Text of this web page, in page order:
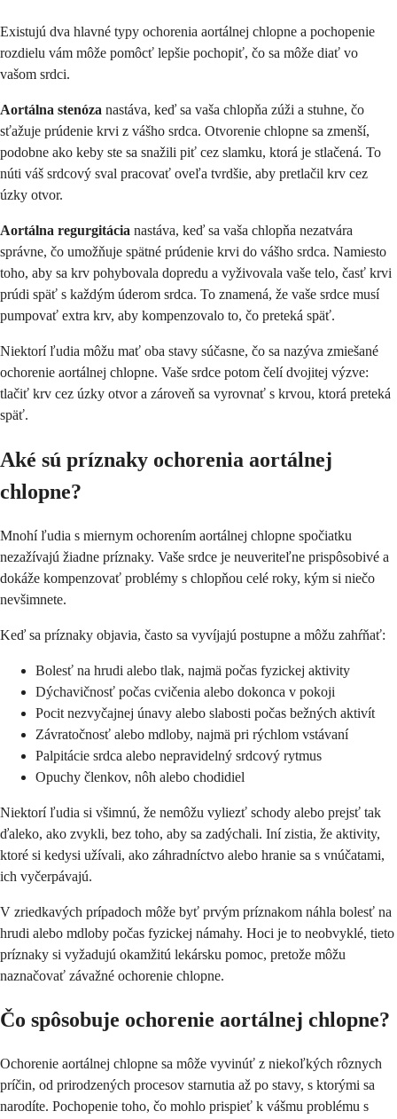
Existujú dva hlavné typy ochorenia aortálnej chlopne a pochopenie
rozdielu vám môže pomôcť lepšie pochopiť, čo sa môže diať vo
vašom srdci.
Aortálna stenóza nastáva, keď sa vaša chlopňa zúži a stuhne, čo
sťažuje prúdenie krvi z vášho srdca. Otvorenie chlopne sa zmenší,
podobne ako keby ste sa snažili piť cez slamku, ktorá je stlačená. To
núti váš srdcový sval pracovať oveľa tvrdšie, aby pretlačil krv cez
úzky otvor.
Aortálna regurgitácia nastáva, keď sa vaša chlopňa nezatvára
správne, čo umožňuje spätné prúdenie krvi do vášho srdca. Namiesto
toho, aby sa krv pohybovala dopredu a vyživovala vaše telo, časť krvi
prúdi späť s každým úderom srdca. To znamená, že vaše srdce musí
pumpovať extra krv, aby kompenzovalo to, čo preteká späť.
Niektorí ľudia môžu mať oba stavy súčasne, čo sa nazýva zmiešané
ochorenie aortálnej chlopne. Vaše srdce potom čelí dvojitej výzve:
tlačiť krv cez úzky otvor a zároveň sa vyrovnať s krvou, ktorá preteká
späť.
Aké sú príznaky ochorenia aortálnej
chlopne?
Mnohí ľudia s miernym ochorením aortálnej chlopne spočiatku
nezažívajú žiadne príznaky. Vaše srdce je neuveriteľne prispôsobivé a
dokáže kompenzovať problémy s chlopňou celé roky, kým si niečo
nevšimnete.
Keď sa príznaky objavia, často sa vyvíjajú postupne a môžu zahŕňať:
Bolesť na hrudi alebo tlak, najmä počas fyzickej aktivity
Dýchavičnosť počas cvičenia alebo dokonca v pokoji
Pocit nezvyčajnej únavy alebo slabosti počas bežných aktivít
Závratočnosť alebo mdloby, najmä pri rýchlom vstávaní
Palpitácie srdca alebo nepravidelný srdcový rytmus
Opuchy členkov, nôh alebo chodidiel
Niektorí ľudia si všimnú, že nemôžu vyliezť schody alebo prejsť tak
ďaleko, ako zvykli, bez toho, aby sa zadýchali. Iní zistia, že aktivity,
ktoré si kedysi užívali, ako záhradníctvo alebo hranie sa s vnúčatami,
ich vyčerpávajú.
V zriedkavých prípadoch môže byť prvým príznakom náhla bolesť na
hrudi alebo mdloby počas fyzickej námahy. Hoci je to neobvyklé, tieto
príznaky si vyžadujú okamžitú lekársku pomoc, pretože môžu
naznačovať závažné ochorenie chlopne.
Čo spôsobuje ochorenie aortálnej chlopne?
Ochorenie aortálnej chlopne sa môže vyvinúť z niekoľkých rôznych
príčin, od prirodzených procesov starnutia až po stavy, s ktorými sa
narodíte. Pochopenie toho, čo mohlo prispieť k vášmu problému s